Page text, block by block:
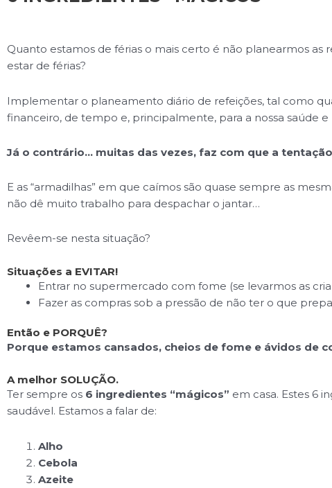
Quanto estamos de férias o mais certo é não planearmos
estar de férias?
Implementar o planeamento diário de refeições, tal como
financeiro, de tempo e, principalmente, para a nossa saúde e
Já o contrário… muitas das vezes, faz com que a
E as “armadilhas” em que caímos são quase sempre as
não dê muito trabalho para despachar o jantar…
Revêem-se nesta situação?
Situações a EVITAR!
Entrar no supermercado com fome (se levarmos as
Fazer as compras sob a pressão de não ter o que
Então e PORQUÊ?
Porque estamos cansados, cheios de fome e ávidos de
A melhor SOLUÇÃO.
Ter sempre os 6 ingredientes “mágicos” em casa. Estes 6
saudável. Estamos a falar de:
Alho
Cebola
Azeite